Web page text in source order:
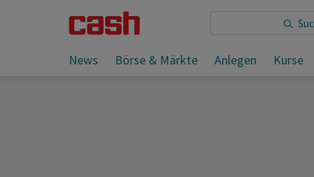
News Börse & Märkte Anlegen Kurse
Sie lesen: